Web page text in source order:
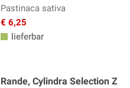
Pastinaca sativa
€ 6,25
lieferbar
Rande, Cylindra Selection Z